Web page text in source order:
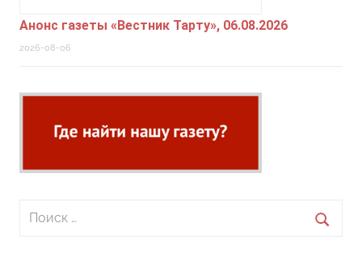
Анонс газеты «Вестник Тарту», 06.08.2026
2026-08-06
Поиск